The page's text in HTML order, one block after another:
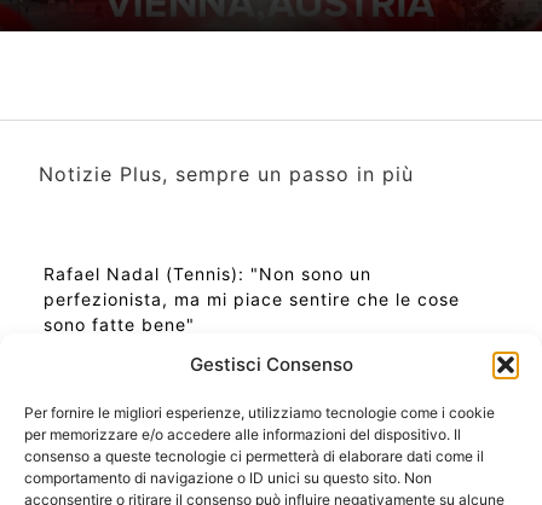
Gestisci Consenso
Per fornire le migliori esperienze, utilizziamo tecnologie come i cookie
per memorizzare e/o accedere alle informazioni del dispositivo. Il
consenso a queste tecnologie ci permetterà di elaborare dati come il
comportamento di navigazione o ID unici su questo sito. Non
acconsentire o ritirare il consenso può influire negativamente su alcune
Notizie Plus, sempre un passo in più
Rafael Nadal (Tennis): "Non sono un
perfezionista, ma mi piace sentire che le cose
sono fatte bene"
Ora Esatta in Italia in questo momento
Ti Senti Strano Ultimamente? Potrebbe Essere per
la Risonanza di Schumann